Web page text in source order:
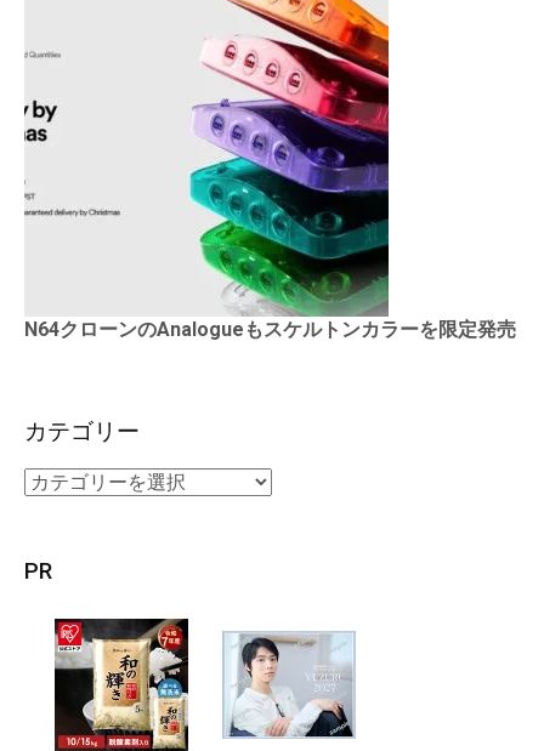
N64クローンのAnalogueもスケルトンカラーを限定発売
カテゴリー
PR